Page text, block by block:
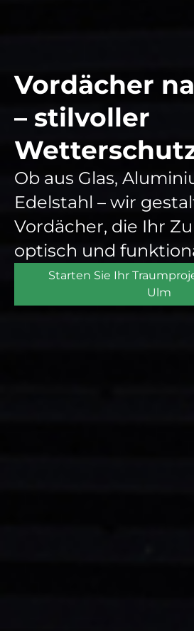
Vordächer
– stilvoller
Ob aus Glas,
Edelstahl – wir
Vordächer, die Ihr
optisch und
Starten Sie Ihr
Ulm